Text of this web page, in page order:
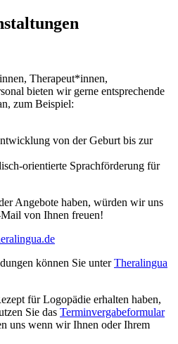
Therapeut*innen,
bieten wir gerne entsprechende
zum Beispiel:
von der Geburt bis zur
orientierte Sprachförderung für
Angebote haben, würden wir uns
von Ihnen freuen!
können Sie unterTheralingua
für Logopädie erhalten haben,
Sie das Terminvergabeformular
uns wenn wir Ihnen oder Ihrem